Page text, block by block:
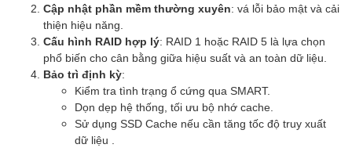
Cập nhật phần mềm thường xuyên: vá lỗi bảo mật và cải
thiện hiệu năng.
Cấu hình RAID hợp lý: RAID 1 hoặc RAID 5 là lựa chọn
phổ biến cho cân bằng giữa hiệu suất và an toàn dữ liệu.
Bảo trì định kỳ:
Kiểm tra tình trạng ổ cứng qua SMART.
Dọn dẹp hệ thống, tối ưu bộ nhớ cache.
Sử dụng SSD Cache nếu cần tăng tốc độ truy xuất
dữ liệu .